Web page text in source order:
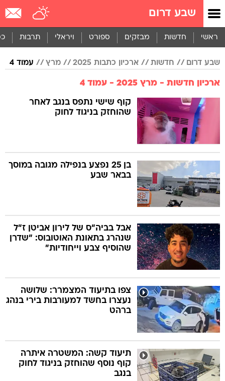
שבע דרום
ראשי חדשות מבזקים ספורט ויראלי תרבות
שבע דרום חדשות ארכיון כתבות 2025 מרץ עמוד 4
ארכיון חדשות - מרץ 2025 - עמוד 4
קוף שישי נתפס בנגב לאחר
שהוחזק בניגוד לחוק
בן 25 נפצע בנפילה מגובה במוסך
בבאר שבע
אבל בביה"ס של לירון אביטן ז"ל
שנהרג בתאונת האוטובוס: "שדרן
שהוסיף צבע וייחודיות"
צפו בתיעוד המצמרר: שלושה
נעצרו בחשד למעורבות בירי בנהג
ברהט
תיעוד קשה: המשטרה איתרה
קוף נוסף שהוחזק בניגוד לחוק
בנגב